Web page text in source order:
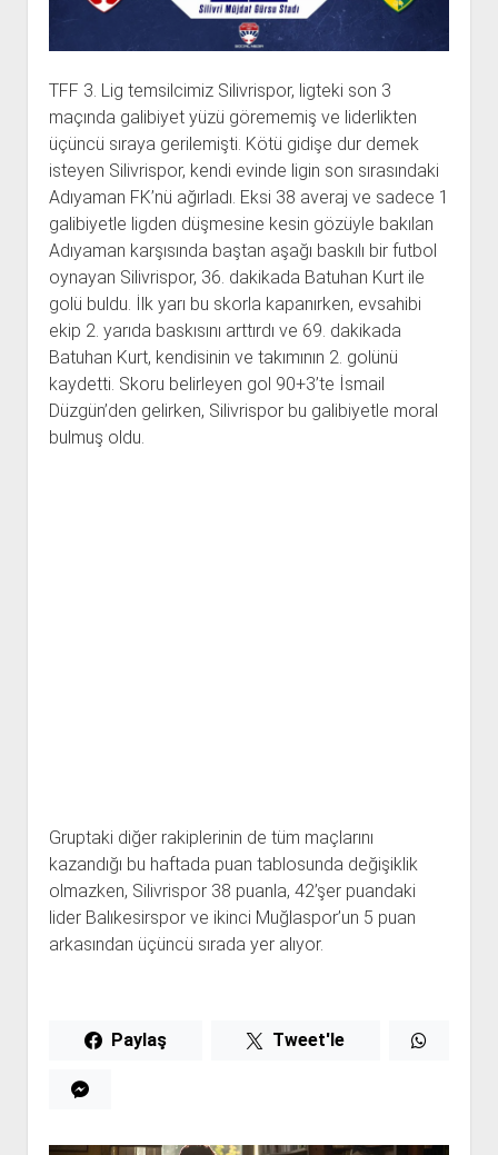
TFF 3. Lig temsilcimiz Silivrispor, ligteki son 3
maçında galibiyet yüzü görememiş ve liderlikten
üçüncü sıraya gerilemişti. Kötü gidişe dur demek
isteyen Silivrispor, kendi evinde ligin son sırasındaki
Adıyaman FK’nü ağırladı. Eksi 38 averaj ve sadece 1
galibiyetle ligden düşmesine kesin gözüyle bakılan
Adıyaman karşısında baştan aşağı baskılı bir futbol
oynayan Silivrispor, 36. dakikada Batuhan Kurt ile
golü buldu. İlk yarı bu skorla kapanırken, evsahibi
ekip 2. yarıda baskısını arttırdı ve 69. dakikada
Batuhan Kurt, kendisinin ve takımının 2. golünü
kaydetti. Skoru belirleyen gol 90+3’te İsmail
Düzgün’den gelirken, Silivrispor bu galibiyetle moral
bulmuş oldu.
Gruptaki diğer rakiplerinin de tüm maçlarını
kazandığı bu haftada puan tablosunda değişiklik
olmazken, Silivrispor 38 puanla, 42’şer puandaki
lider Balıkesirspor ve ikinci Muğlaspor’un 5 puan
arkasından üçüncü sırada yer alıyor.
Paylaş Tweet'le